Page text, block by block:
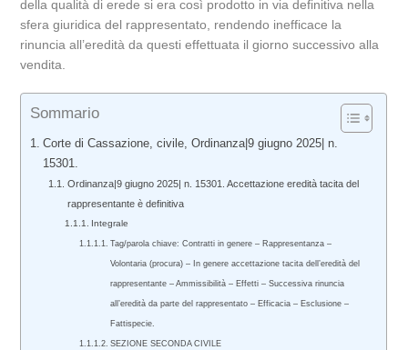
della qualità di erede si era così prodotto in via definitiva nella
sfera giuridica del rappresentato, rendendo inefficace la
rinuncia all’eredità da questi effettuata il giorno successivo alla
vendita.
Sommario
Corte di Cassazione, civile, Ordinanza|9 giugno 2025| n.
15301.
Ordinanza|9 giugno 2025| n. 15301. Accettazione eredità tacita del
rappresentante è definitiva
Integrale
Tag/parola chiave: Contratti in genere – Rappresentanza –
Volontaria (procura) – In genere accettazione tacita dell’eredità del
rappresentante – Ammissibilità – Effetti – Successiva rinuncia
all’eredità da parte del rappresentato – Efficacia – Esclusione –
Fattispecie.
SEZIONE SECONDA CIVILE